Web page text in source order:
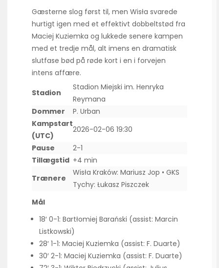
Gæsterne slog først til, men Wisła svarede
hurtigt igen med et effektivt dobbeltstød fra
Maciej Kuziemka og lukkede senere kampen
med et tredje mål, alt imens en dramatisk
slutfase bød på røde kort i en i forvejen
intens affære.
Stadion
Stadion Miejski im. Henryka
Reymana
Dommer
P. Urban
Kampstart
(UTC)
2026-02-06 19:30
Pause
2-1
Tillægstid +4 min
Trænere
Wisła Kraków: Mariusz Jop • GKS
Tychy: Łukasz Piszczek
Mål
18′ 0-1: Bartłomiej Barański (assist: Marcin
Listkowski)
28′ 1-1: Maciej Kuziemka (assist: F. Duarte)
30′ 2-1: Maciej Kuziemka (assist: F. Duarte)